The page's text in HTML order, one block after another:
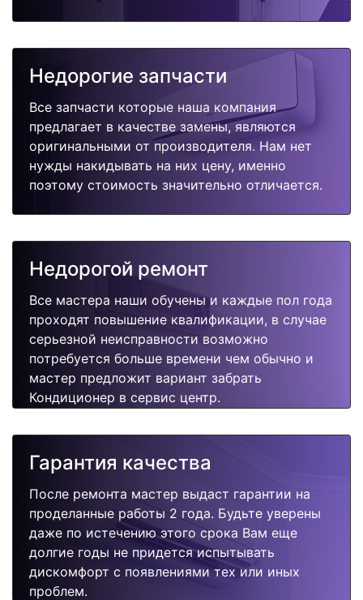
Недорогие запчасти
Все запчасти которые наша компания
предлагает в качестве замены, являются
оригинальными от производителя. Нам нет
нужды накидывать на них цену, именно
поэтому стоимость значительно отличается.
Недорогой ремонт
Все мастера наши обучены и каждые пол года
проходят повышение квалификации, в случае
серьезной неисправности возможно
потребуется больше времени чем обычно и
мастер предложит вариант забрать
Кондиционер в сервис центр.
Гарантия качества
После ремонта мастер выдаст гарантии на
проделанные работы 2 года. Будьте уверены
даже по истечению этого срока Вам еще
долгие годы не придется испытывать
дискомфорт с появлениями тех или иных
проблем.